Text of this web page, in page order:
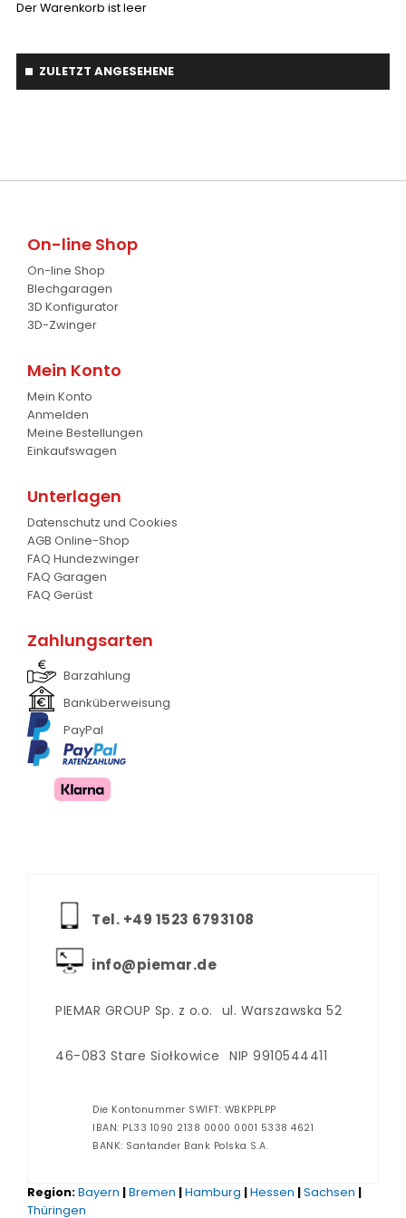
Silageschieber
Der Warenkorb ist leer
ZULETZT ANGESEHENE
On-line Shop
On-line Shop
Blechgaragen
3D Konfigurator
3D-Zwinger
Mein Konto
Mein Konto
Anmelden
Meine Bestellungen
Einkaufswagen
Unterlagen
Datenschutz und Cookies
AGB Online-Shop
FAQ Hundezwinger
FAQ Garagen
FAQ Gerüst
Zahlungsarten
Barzahlung
Banküberweisung
PayPal
Tel. +‪49 1523 6793108
info@piemar.de
PIEMAR GROUP Sp. z o.o. ul. Warszawska 52
46-083 Stare Siołkowice NIP 9910544411
Die Kontonummer SWIFT: WBKPPLPP
IBAN: PL33 1090 2138 0000 0001 5338 4621
BANK: Santander Bank Polska S.A.
Region:Bayern |Bremen |Hamburg |Hessen |Sachsen |
Thüringen